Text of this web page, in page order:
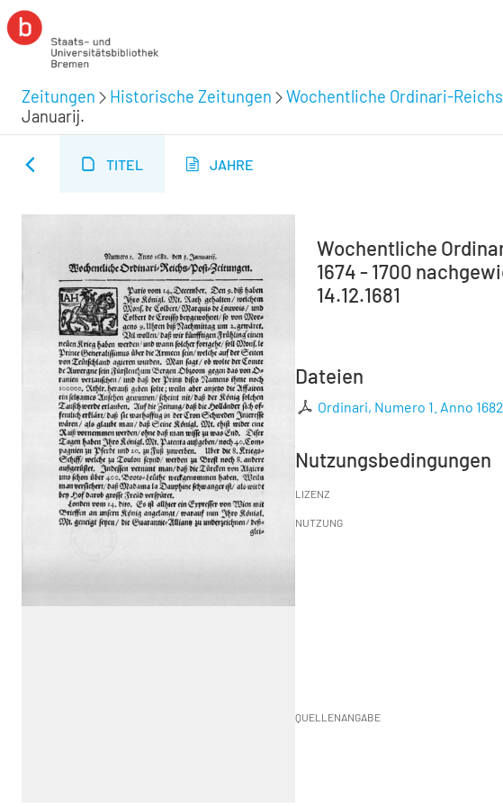
Zeitungen Historische Zeitungen Wochentliche Ordinari-
Januarij.
TITEL JAHRE
Wochentliche
1674 - 1700
14.12.1681
Dateien
Ordinari, Numero 1. Anno
Nutzungsbedingungen
LIZENZ
NUTZUNG
QUELLENANGABE